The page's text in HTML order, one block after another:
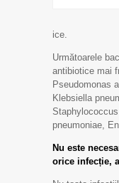
ice.
Următoarele
antibiotice mai
Pseudomonas
Klebsiella
pneumoniae,
Nu este
orice infecție,